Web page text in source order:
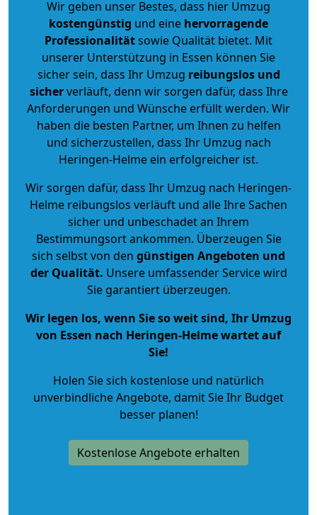
Wir geben unser Bestes, dass hier Umzug
kostengünstig und eine hervorragende
Professionalitätsowie Qualität bietet. Mit
unserer Unterstützung in Essen können Sie
sicher sein, dass Ihr Umzug reibungslos und
sicherverläuft, denn wir sorgen dafür, dass Ihre
Anforderungen und Wünsche erfüllt werden. Wir
haben die besten Partner, um Ihnen zu helfen
und sicherzustellen, dass Ihr Umzug nach
Heringen-Helme ein erfolgreicher ist.
Wir sorgen dafür, dass Ihr Umzug nach Heringen-
Helme reibungslos verläuft und alle Ihre Sachen
sicher und unbeschadet an Ihrem
Bestimmungsort ankommen. Überzeugen Sie
sich selbst von den günstigen Angeboten und
der Qualität. Unsere umfassender Service wird
Sie garantiert überzeugen.
Wir legen los, wenn Sie so weit sind, Ihr Umzug
von Essen nach Heringen-Helme wartet auf
Sie!
Holen Sie sich kostenlose und natürlich
unverbindliche Angebote, damit Sie Ihr Budget
besser planen!
Kostenlose Angebote erhalten